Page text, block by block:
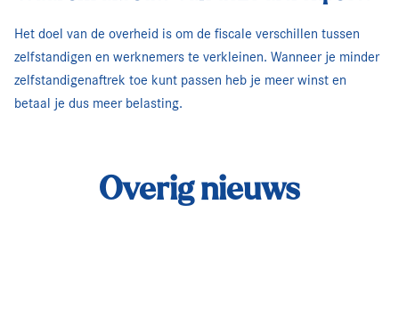
Het doel van de overheid is om de fiscale verschillen tussen
zelfstandigen en werknemers te verkleinen. Wanneer je minder
zelfstandigenaftrek toe kunt passen heb je meer winst en
betaal je dus meer belasting.
Overig nieuws